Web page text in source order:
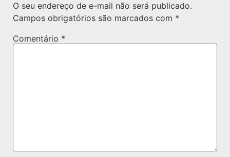
O seu endereço de e-mail não será publicado.
Campos obrigatórios são marcados com *
Comentário *